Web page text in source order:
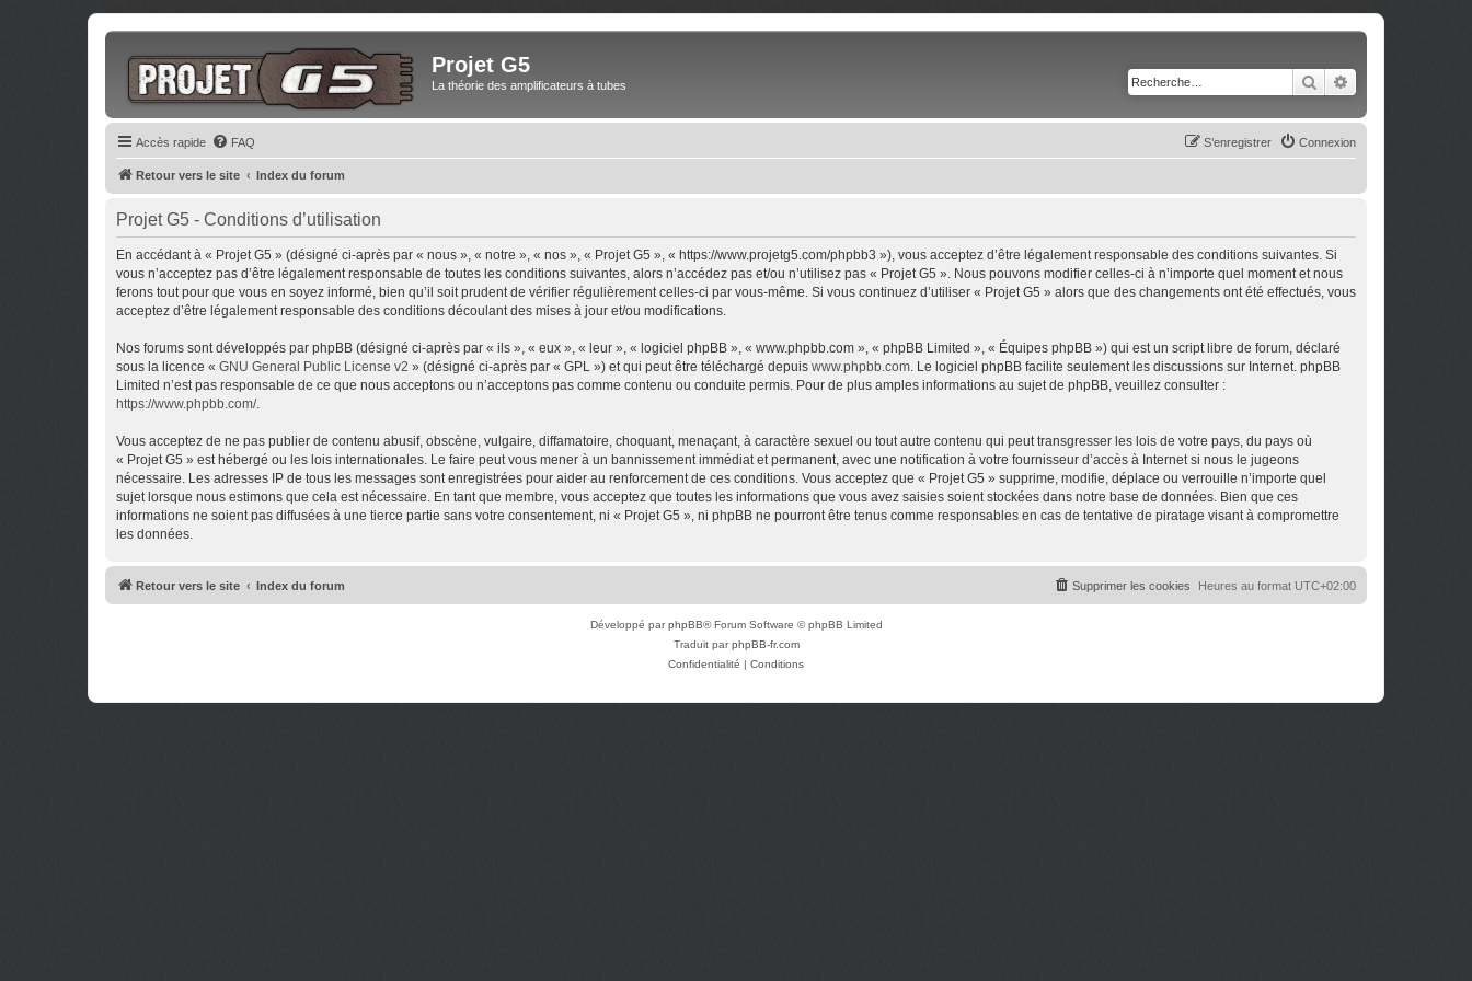
Projet G5
La théorie des amplificateurs à tubes Rechercher
Accès rapide FAQ Connexion
S’enregistrer
Retour vers le site Index du forum
Projet G5 - Conditions d’utilisation
En accédant à « Projet G5 » (désigné ci-après par « nous », « notre », « nos », « Projet G5 », « https://www.projetg5.com/phpbb3 »), vous acceptez d’être légalement responsable des conditions suivantes. Si
vous n’acceptez pas d’être légalement responsable de toutes les conditions suivantes, alors n’accédez pas et/ou n’utilisez pas « Projet G5 ». Nous pouvons modifier celles-ci à n’importe quel moment et nous
ferons tout pour que vous en soyez informé, bien qu’il soit prudent de vérifier régulièrement celles-ci par vous-même. Si vous continuez d’utiliser « Projet G5 » alors que des changements ont été effectués, vous
acceptez d’être légalement responsable des conditions découlant des mises à jour et/ou modifications.
Nos forums sont développés par phpBB (désigné ci-après par « ils », « eux », « leur », « logiciel phpBB », « www.phpbb.com », « phpBB Limited », « Équipes phpBB ») qui est un script libre de forum, déclaré
sous la licence « GNU General Public License v2 » (désigné ci-après par « GPL ») et qui peut être téléchargé depuis www.phpbb.com. Le logiciel phpBB facilite seulement les discussions sur Internet. phpBB
Limited n’est pas responsable de ce que nous acceptons ou n’acceptons pas comme contenu ou conduite permis. Pour de plus amples informations au sujet de phpBB, veuillez consulter :
https://www.phpbb.com/.
Vous acceptez de ne pas publier de contenu abusif, obscène, vulgaire, diffamatoire, choquant, menaçant, à caractère sexuel ou tout autre contenu qui peut transgresser les lois de votre pays, du pays où
« Projet G5 » est hébergé ou les lois internationales. Le faire peut vous mener à un bannissement immédiat et permanent, avec une notification à votre fournisseur d’accès à Internet si nous le jugeons
nécessaire. Les adresses IP de tous les messages sont enregistrées pour aider au renforcement de ces conditions. Vous acceptez que « Projet G5 » supprime, modifie, déplace ou verrouille n’importe quel
sujet lorsque nous estimons que cela est nécessaire. En tant que membre, vous acceptez que toutes les informations que vous avez saisies soient stockées dans notre base de données. Bien que ces
informations ne soient pas diffusées à une tierce partie sans votre consentement, ni « Projet G5 », ni phpBB ne pourront être tenus comme responsables en cas de tentative de piratage visant à compromettre
les données.
Retour vers le site Index du forum Heures au format UTC+02:00
Supprimer les cookies
Développé parphpBB® Forum Software © phpBB Limited
Traduit parphpBB-fr.com
Confidentialité | Conditions